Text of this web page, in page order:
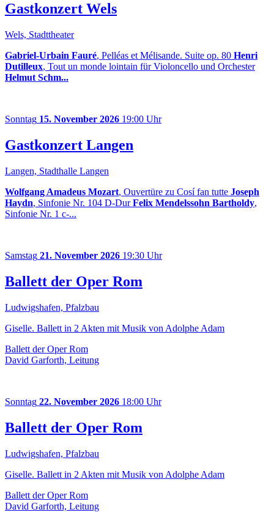
Gastkonzert Wels
Wels, Stadttheater
Gabriel-Urbain Fauré, Pelléas et Mélisande. Suite op. 80 Henri
Dutilleux, Tout un monde lointain für Violoncello und Orchester
Helmut Schm...
Sonntag 15. November 2026 19:00 Uhr
Gastkonzert Langen
Langen, Stadthalle Langen
Wolfgang Amadeus Mozart, Ouvertüre zu Cosí fan tutte Joseph
Haydn, Sinfonie Nr. 104 D-DurFelix Mendelssohn Bartholdy,
Sinfonie Nr. 1 c-...
Samstag 21. November 2026 19:30 Uhr
Ballett der Oper Rom
Ludwigshafen, Pfalzbau
Giselle. Ballett in 2 Akten mit Musik von Adolphe Adam
Ballett der Oper Rom
David Garforth, Leitung
Sonntag 22. November 2026 18:00 Uhr
Ballett der Oper Rom
Ludwigshafen, Pfalzbau
Giselle. Ballett in 2 Akten mit Musik von Adolphe Adam
Ballett der Oper Rom
David Garforth, Leitung